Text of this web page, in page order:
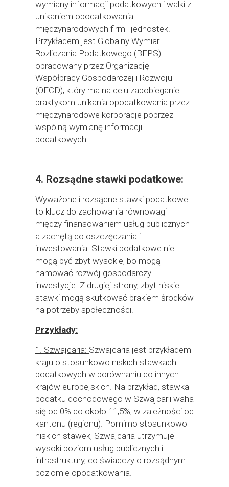
wymiany informacji podatkowych i walki z
unikaniem opodatkowania
międzynarodowych firm i jednostek.
Przykładem jest Globalny Wymiar
Rozliczania Podatkowego (BEPS)
opracowany przez Organizację
Współpracy Gospodarczej i Rozwoju
(OECD), który ma na celu zapobieganie
praktykom unikania opodatkowania przez
międzynarodowe korporacje poprzez
wspólną wymianę informacji
podatkowych.
4. Rozsądne stawki podatkowe:
Wyważone i rozsądne stawki podatkowe
to klucz do zachowania równowagi
między finansowaniem usług publicznych
a zachętą do oszczędzania i
inwestowania. Stawki podatkowe nie
mogą być zbyt wysokie, bo mogą
hamować rozwój gospodarczy i
inwestycje. Z drugiej strony, zbyt niskie
stawki mogą skutkować brakiem środków
na potrzeby społeczności.
Przykłady:
1. Szwajcaria: Szwajcaria jest przykładem
kraju o stosunkowo niskich stawkach
podatkowych w porównaniu do innych
krajów europejskich. Na przykład, stawka
podatku dochodowego w Szwajcarii waha
się od 0% do około 11,5%, w zależności od
kantonu (regionu). Pomimo stosunkowo
niskich stawek, Szwajcaria utrzymuje
wysoki poziom usług publicznych i
infrastruktury, co świadczy o rozsądnym
poziomie opodatkowania.